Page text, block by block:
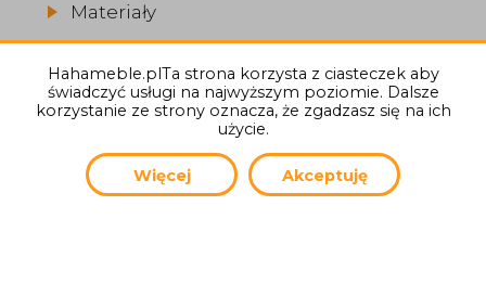
Materiały
O firmie
Hahameble.plTa strona korzysta z ciasteczek aby
świadczyć usługi na najwyższym poziomie. Dalsze
korzystanie ze strony oznacza, że zgadzasz się na ich
użycie.
Więcej Akceptuję